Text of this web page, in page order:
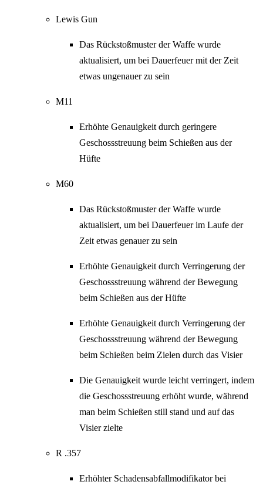
Lewis Gun
Das Rückstoßmuster der Waffe wurde
aktualisiert, um bei Dauerfeuer mit der Zeit
etwas ungenauer zu sein
M11
Erhöhte Genauigkeit durch geringere
Geschossstreuung beim Schießen aus der
Hüfte
M60
Das Rückstoßmuster der Waffe wurde
aktualisiert, um bei Dauerfeuer im Laufe der
Zeit etwas genauer zu sein
Erhöhte Genauigkeit durch Verringerung der
Geschossstreuung während der Bewegung
beim Schießen aus der Hüfte
Erhöhte Genauigkeit durch Verringerung der
Geschossstreuung während der Bewegung
beim Schießen beim Zielen durch das Visier
Die Genauigkeit wurde leicht verringert, indem
die Geschossstreuung erhöht wurde, während
man beim Schießen still stand und auf das
Visier zielte
R .357
Erhöhter Schadensabfallmodifikator bei